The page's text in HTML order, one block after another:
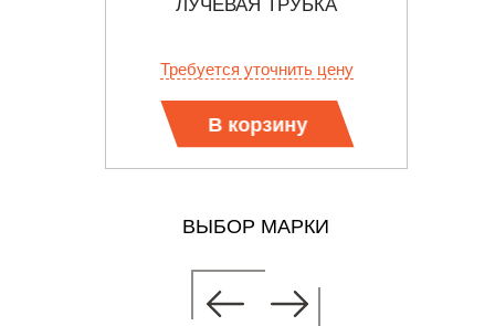
ЛУЧЕВАЯ ТРУБКА
Требуется уточнить цену
В корзину
ВЫБОР МАРКИ